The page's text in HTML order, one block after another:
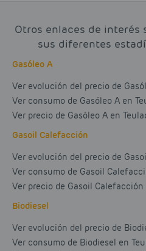
Otros enlaces de interés
sus diferentes
Gasóleo A
Ver evolución del precio de
Ver consumo de Gasóleo A en
Ver precio de Gasóleo A en
Gasoil Calefacción
Ver evolución del precio de
Ver consumo de Gasoil
Ver precio de Gasoil Calefacción
Biodiesel
Ver evolución del precio de
Ver consumo de Biodiesel en